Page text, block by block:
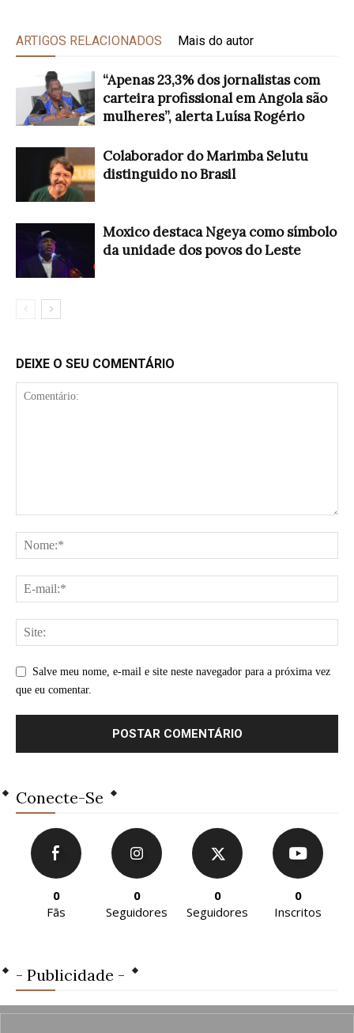
ARTIGOS RELACIONADOS Mais do autor
“Apenas 23,3% dos jornalistas com
carteira profissional em Angola são
mulheres”, alerta Luísa Rogério
Colaborador do Marimba Selutu
distinguido no Brasil
Moxico destaca Ngeya como símbolo
da unidade dos povos do Leste
DEIXE O SEU COMENTÁRIO
Salve meu nome, e-mail e site neste navegador para a próxima vez
que eu comentar.
Conecte-Se
0
Fãs
0
Seguidores
0
Seguidores
0
Inscritos
- Publicidade -